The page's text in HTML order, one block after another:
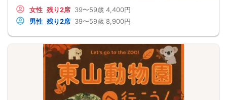
女性 残り2席 39〜59歳 4,400円
男性 残り2席 39〜59歳 8,900円